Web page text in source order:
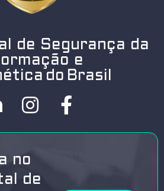
de Segurança da
e
do Brasil
no
de